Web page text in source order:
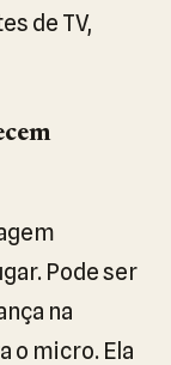
de TV,
Pode ser
na
o micro. Ela